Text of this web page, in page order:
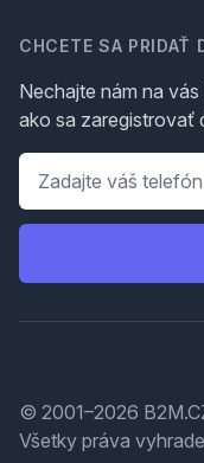
CHCETE SA PRIDAŤ
Nechajte nám na
ako sa zaregistrovať
Telefón
© 2001–2026
Všetky práva